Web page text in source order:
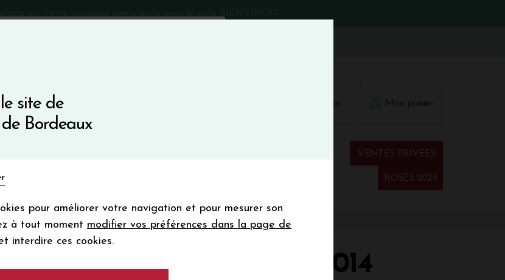
site de
Bordeaux
pour améliorer votre navigation et pour mesurer son
à tout moment modifier vos préférences dans la page de
interdire ces cookies.
ROSÉS 2025
VENTES PRIVÉES
FORTS DE LATOUR 2014
En m’abonnant, j’accepte de recevoir la newsletter de la
Vinothèque de Bordeaux.